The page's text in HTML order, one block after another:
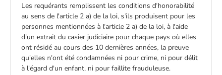
Les requérants remplissent les conditions d'honorabilité
au sens de l'article 2 a) de la loi, s'ils produisent pour les
personnes mentionnées à l'article 2 a) de la loi, à l'aide
d'un extrait du casier judiciaire pour chaque pays où elles
ont résidé au cours des 10 dernières années, la preuve
qu'elles n'ont été condamnées ni pour crime, ni pour délit
à l'égard d'un enfant, ni pour faillite frauduleuse.